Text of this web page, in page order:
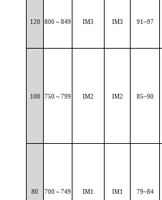
120 800 ～ 849 IM3 IM3 91~97
100 750 ～ 799 IM2 IM2 85~90
80 700 ～ 749 IM1 IM1 79~84